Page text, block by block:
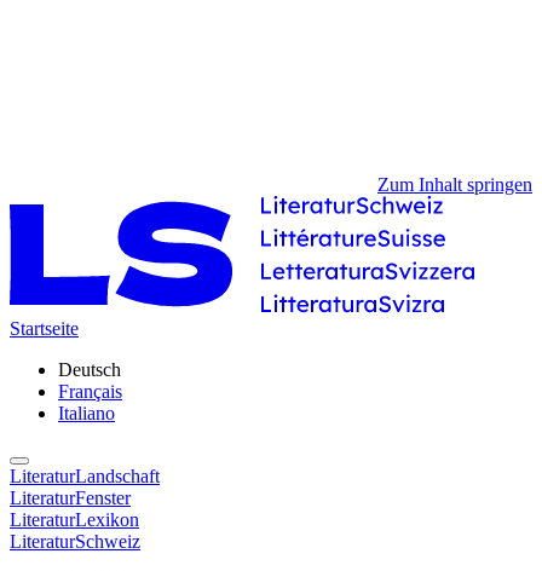
Zum Inhalt springen
Startseite
Deutsch
Français
Italiano
LiteraturLandschaft
LiteraturFenster
LiteraturLexikon
LiteraturSchweiz